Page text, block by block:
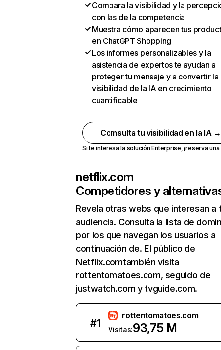
Compara la visibilidad y la
con las de la competencia
Muestra cómo aparecen tus
en ChatGPT Shopping
Los informes personalizables y la
asistencia de expertos te ayudan a
proteger tu mensaje y a convertir la
visibilidad de la IA en crecimiento
cuantificable
Comsulta tu visibilidad en la IA →
Si te interesa la solución Enterprise,¡reserva
netflix.com
Competidores y
Revela otras webs que interesan a
audiencia. Consulta la lista de
por los que navegan los usuarios a
continuación de. El público de
Netflix.comtambién visita
rottentomatoes.com, seguido de
justwatch.com y tvguide.com.
#1
rottentomatoes.com
Visitas:93,75 M